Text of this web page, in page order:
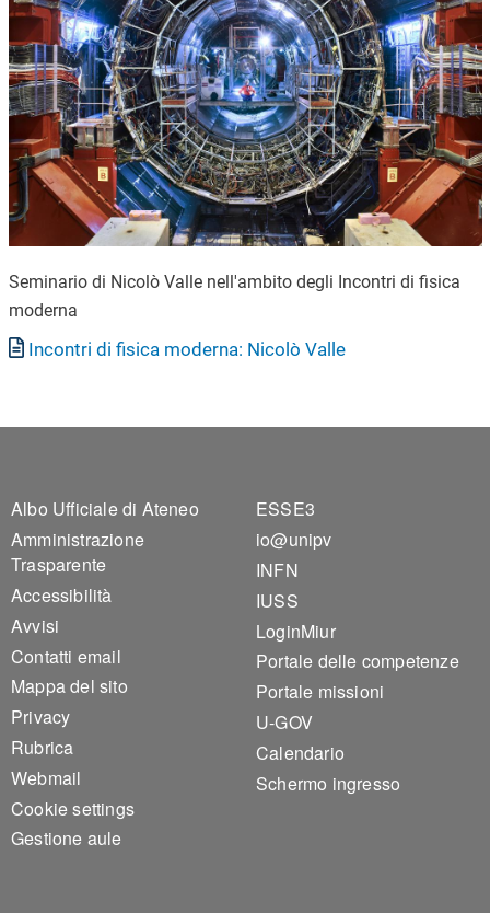
Seminario di Nicolò Valle nell'ambito degli Incontri di fisica
moderna
Documento
Incontri di fisica moderna: Nicolò Valle
Footer 1
Albo Ufficiale di Ateneo
Amministrazione
Trasparente
Accessibilità
Avvisi
Contatti email
Mappa del sito
Privacy
Rubrica
Webmail
Cookie settings
Gestione aule
Footer 2
ESSE3
io@unipv
INFN
IUSS
LoginMiur
Portale delle competenze
Portale missioni
U-GOV
Calendario
Schermo ingresso